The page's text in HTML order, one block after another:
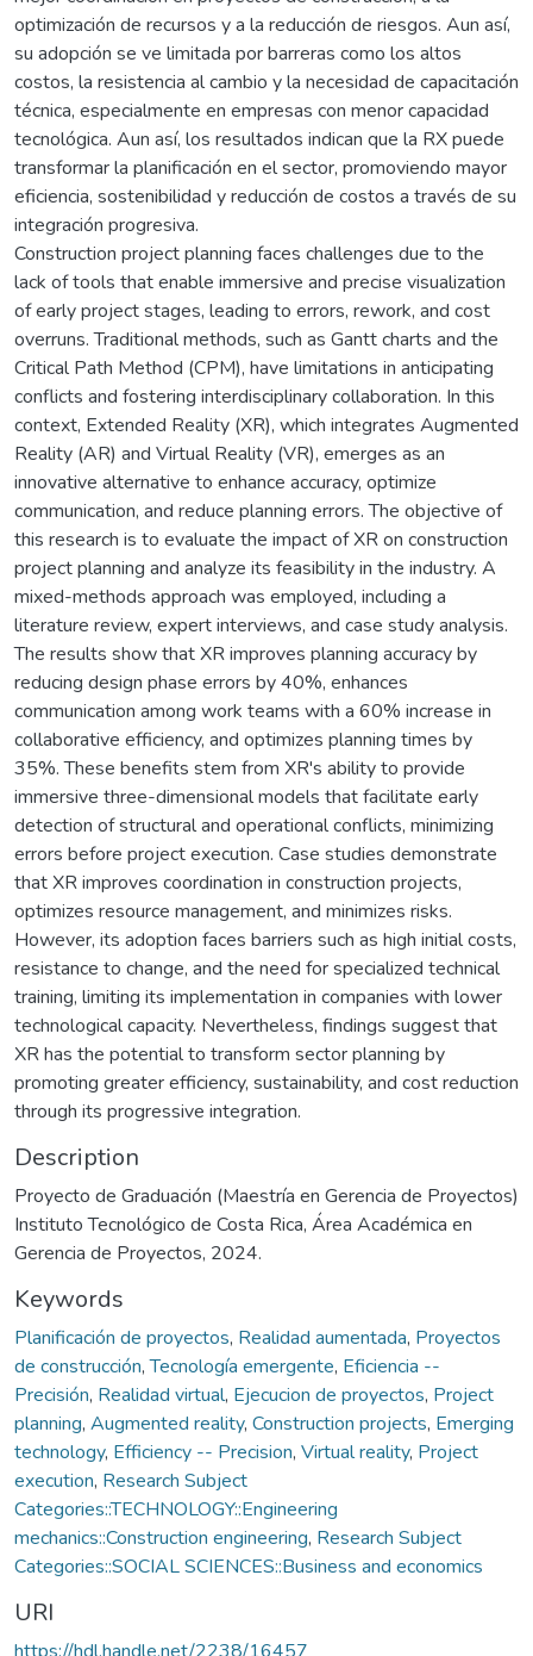
optimización de recursos y a la reducción de riesgos. Aun así,
su adopción se ve limitada por barreras como los altos
costos, la resistencia al cambio y la necesidad de capacitación
técnica, especialmente en empresas con menor capacidad
tecnológica. Aun así, los resultados indican que la RX puede
transformar la planificación en el sector, promoviendo mayor
eficiencia, sostenibilidad y reducción de costos a través de su
integración progresiva.
Construction project planning faces challenges due to the
lack of tools that enable immersive and precise visualization
of early project stages, leading to errors, rework, and cost
overruns. Traditional methods, such as Gantt charts and the
Critical Path Method (CPM), have limitations in anticipating
conflicts and fostering interdisciplinary collaboration. In this
context, Extended Reality (XR), which integrates Augmented
Reality (AR) and Virtual Reality (VR), emerges as an
innovative alternative to enhance accuracy, optimize
communication, and reduce planning errors. The objective of
this research is to evaluate the impact of XR on construction
project planning and analyze its feasibility in the industry. A
mixed-methods approach was employed, including a
literature review, expert interviews, and case study analysis.
The results show that XR improves planning accuracy by
reducing design phase errors by 40%, enhances
communication among work teams with a 60% increase in
collaborative efficiency, and optimizes planning times by
35%. These benefits stem from XR's ability to provide
immersive three-dimensional models that facilitate early
detection of structural and operational conflicts, minimizing
errors before project execution. Case studies demonstrate
that XR improves coordination in construction projects,
optimizes resource management, and minimizes risks.
However, its adoption faces barriers such as high initial costs,
resistance to change, and the need for specialized technical
training, limiting its implementation in companies with lower
technological capacity. Nevertheless, findings suggest that
XR has the potential to transform sector planning by
promoting greater efficiency, sustainability, and cost reduction
through its progressive integration.
Description
Proyecto de Graduación (Maestría en Gerencia de Proyectos)
Instituto Tecnológico de Costa Rica, Área Académica en
Gerencia de Proyectos, 2024.
Keywords
Planificación de proyectos, Realidad aumentada, Proyectos
de construcción,Tecnología emergente, Eficiencia --
Precisión, Realidad virtual, Ejecucion de proyectos, Project
planning, Augmented reality, Construction projects, Emerging
technology, Efficiency -- Precision, Virtual reality, Project
execution, Research Subject
Categories::TECHNOLOGY::Engineering
mechanics::Construction engineering, Research Subject
Categories::SOCIAL SCIENCES::Business and economics
URI